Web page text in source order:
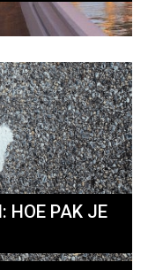
HOE PAK JE